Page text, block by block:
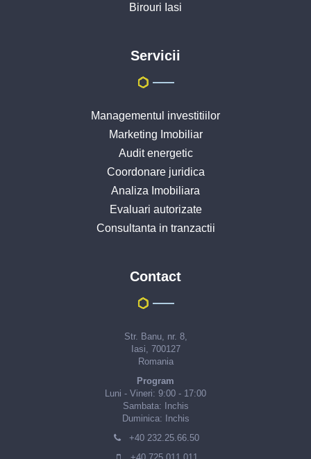
Birouri Iasi
Servicii
Managementul investitiilor
Marketing Imobiliar
Audit energetic
Coordonare juridica
Analiza Imobiliara
Evaluari autorizate
Consultanta in tranzactii
Contact
Str. Banu, nr. 8,
Iasi, 700127
Romania
Program
Luni - Vineri: 9:00 - 17:00
Sambata: Inchis
Duminica: Inchis
+40 232.25.66.50